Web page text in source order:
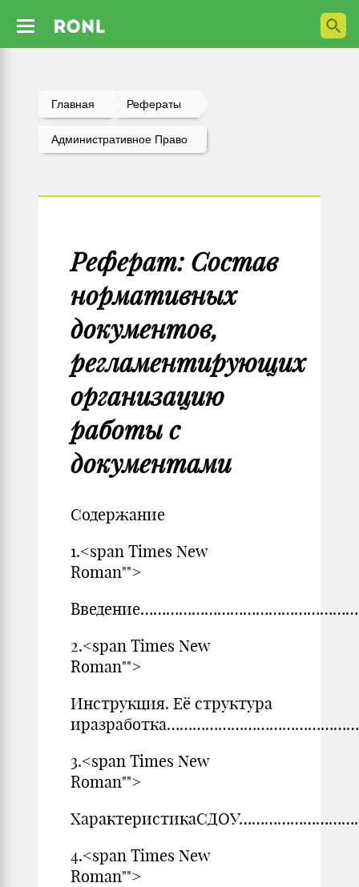
Главная Рефераты
Административное Право
Реферат: Состав
нормативных
документов,
регламентирующих
организацию
работы с
документами
Содержание
1.<span Times New
Roman"">
2.<span Times New
Roman"">
Инструкция. Её структура
3.<span Times New
Roman"">
4.<span Times New
Roman"">